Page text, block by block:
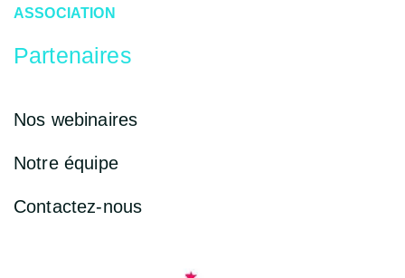
ASSOCIATION
Partenaires
Nos webinaires
Notre équipe
Contactez-nous